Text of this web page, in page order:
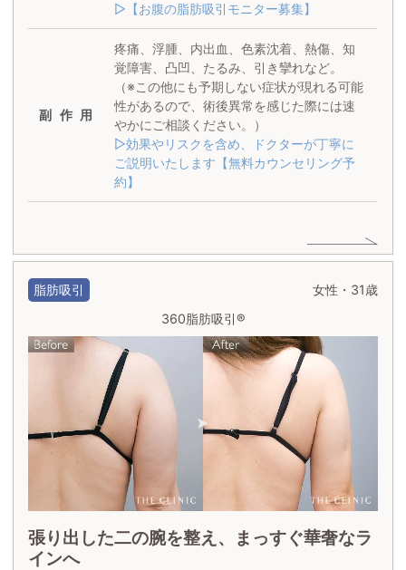
▷【お腹の脂肪吸引モニター募集】
副作用
疼痛、浮腫、内出血、色素沈着、熱傷、知
覚障害、凸凹、たるみ、引き攣れなど。
（※この他にも予期しない症状が現れる可能
性があるので、術後異常を感じた際には速
やかにご相談ください。）
▷効果やリスクを含め、ドクターが丁寧に
ご説明いたします【無料カウンセリング予
約】
脂肪吸引
女性・31歳
360脂肪吸引®
張り出した二の腕を整え、まっすぐ華奢なラ
インへ